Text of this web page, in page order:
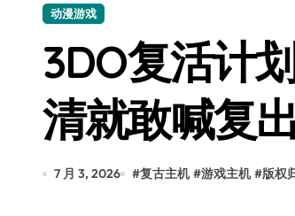
400层堆叠、性能
召回X9、合作大众
比Model 3便宜？不
动漫游戏
3DO复活计
清就敢喊复
7 月 3, 2026 #复古主机 #游戏主机 #版权